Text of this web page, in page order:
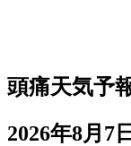
頭痛天気予
2026年8月7